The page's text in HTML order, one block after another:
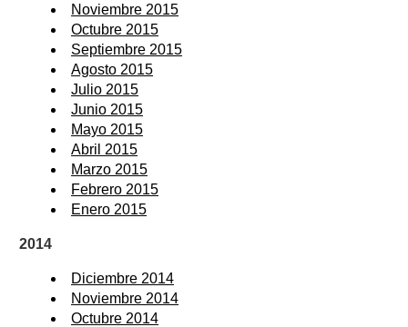
Noviembre 2015
Octubre 2015
Septiembre 2015
Agosto 2015
Julio 2015
Junio 2015
Mayo 2015
Abril 2015
Marzo 2015
Febrero 2015
Enero 2015
2014
Diciembre 2014
Noviembre 2014
Octubre 2014